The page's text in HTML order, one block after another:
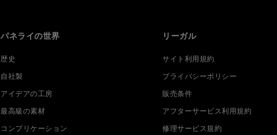
パネライの世界
歴史
自社製
アイデアの工房
最高級の素材
コンプリケーション
リーガル
サイト利用規約
プライバシーポリシー
販売条件
アフターサービス利用規約
修理サービス規約